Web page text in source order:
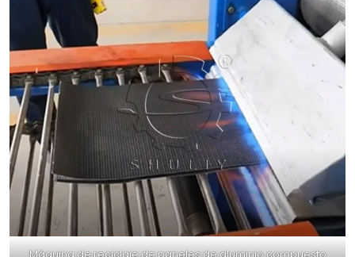
Máquina de reciclaje de paneles de aluminio compuesto